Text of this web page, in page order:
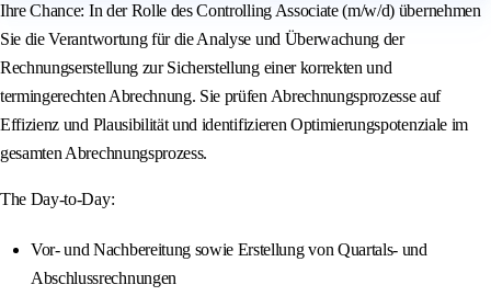
Ihre Chance: In der Rolle des Controlling Associate (m/w/d) übernehmen
Sie die Verantwortung für die Analyse und Überwachung der
Rechnungserstellung zur Sicherstellung einer korrekten und
termingerechten Abrechnung. Sie prüfen Abrechnungsprozesse auf
Effizienz und Plausibilität und identifizieren Optimierungspotenziale im
gesamten Abrechnungsprozess.
The Day-to-Day:
Vor- und Nachbereitung sowie Erstellung von Quartals- und
Abschlussrechnungen